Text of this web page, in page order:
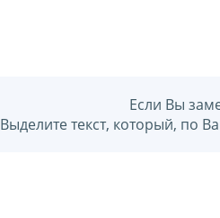
Если Вы
Выделите текст, который, по